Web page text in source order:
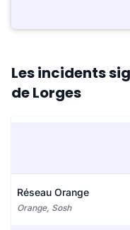
Les incidents
de Lorges
Réseau Orange
Orange, Sosh